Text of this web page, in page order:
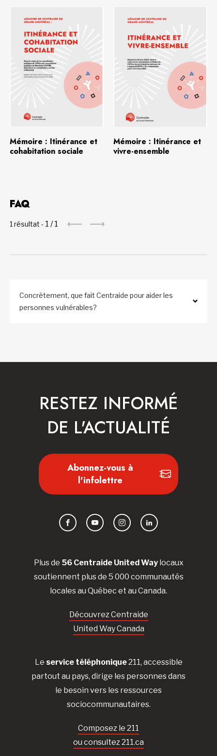
Télécharger(669,7 Ko)
Mémoire : Itinérance et
cohabitation sociale
Télécharger (497,4 Ko)
Mémoire : Itinérance et
vivre-ensemble
FAQ
1 résultat - 1 /1
Concrètement, que fait Centraide pour aider les
personnes vulnérables?
Plus de 56 Centraide United Waylocaux
soutiennent plus de 5 000 communautés
locales au Québec et au Canada.
Découvrez Centraide
United Way Canada
Le service téléphonique211, accessible
partout au pays, dirige les personnes dans
le besoin vers les ressources
sociocommunautaires.
Composez le 211
ou consultez 211.ca
RESTEZ INFORMÉ
DE L'ACTUALITÉ
Abonnez-vous à
l'infolettre
FacebookYouTubeInstagramLinkedIn